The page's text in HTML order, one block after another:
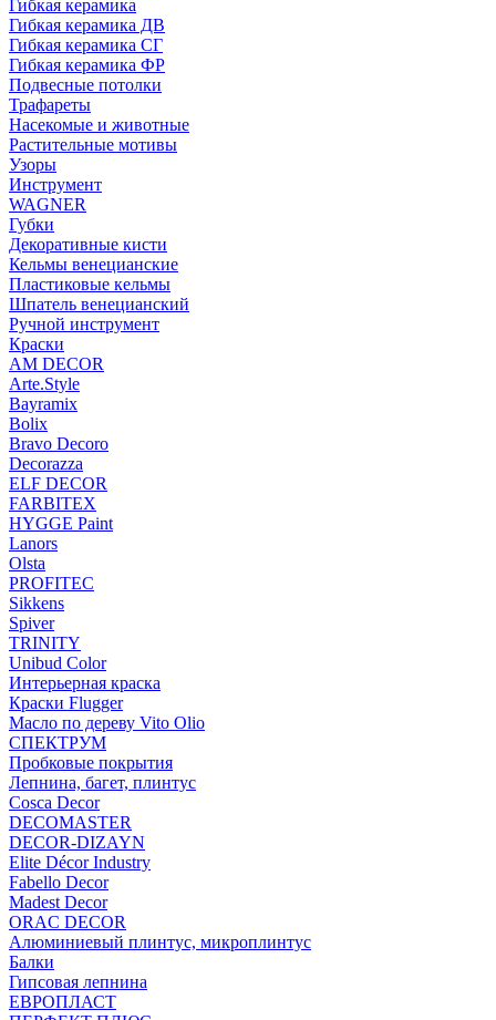
Гибкая керамика
Гибкая керамика ДВ
Гибкая керамика СГ
Гибкая керамика ФР
Подвесные потолки
Трафареты
Насекомые и животные
Растительные мотивы
Узоры
Инструмент
WAGNER
Губки
Декоративные кисти
Кельмы венецианские
Пластиковые кельмы
Шпатель венецианский
Ручной инструмент
Краски
AM DECOR
Arte.Style
Bayramix
Bolix
Bravo Decoro
Decorazza
ELF DECOR
FARBITEX
HYGGE Paint
Lanors
Olsta
PROFITEC
Sikkens
Spiver
TRINITY
Unibud Color
Интерьерная краска
Краски Flugger
Масло по дереву Vito Olio
СПЕКТРУМ
Пробковые покрытия
Лепнина, багет, плинтус
Cosca Decor
DECOMASTER
DECOR-DIZAYN
Elite Décor Industry
Fabello Decor
Madest Decor
ORAC DECOR
Алюминиевый плинтус, микроплинтус
Балки
Гипсовая лепнина
ЕВРОПЛАСТ